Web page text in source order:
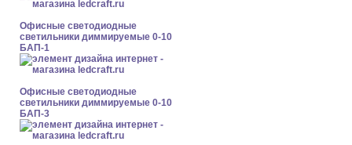
Офисные светодиодные
светильники диммируемые 0-10
БАП-1
Офисные светодиодные
светильники диммируемые 0-10
БАП-3